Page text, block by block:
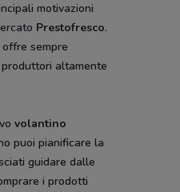
motivazioni
Prestofresco.
sempre
produttori altamente
volantino
puoi pianificare la
guidare dalle
i prodotti